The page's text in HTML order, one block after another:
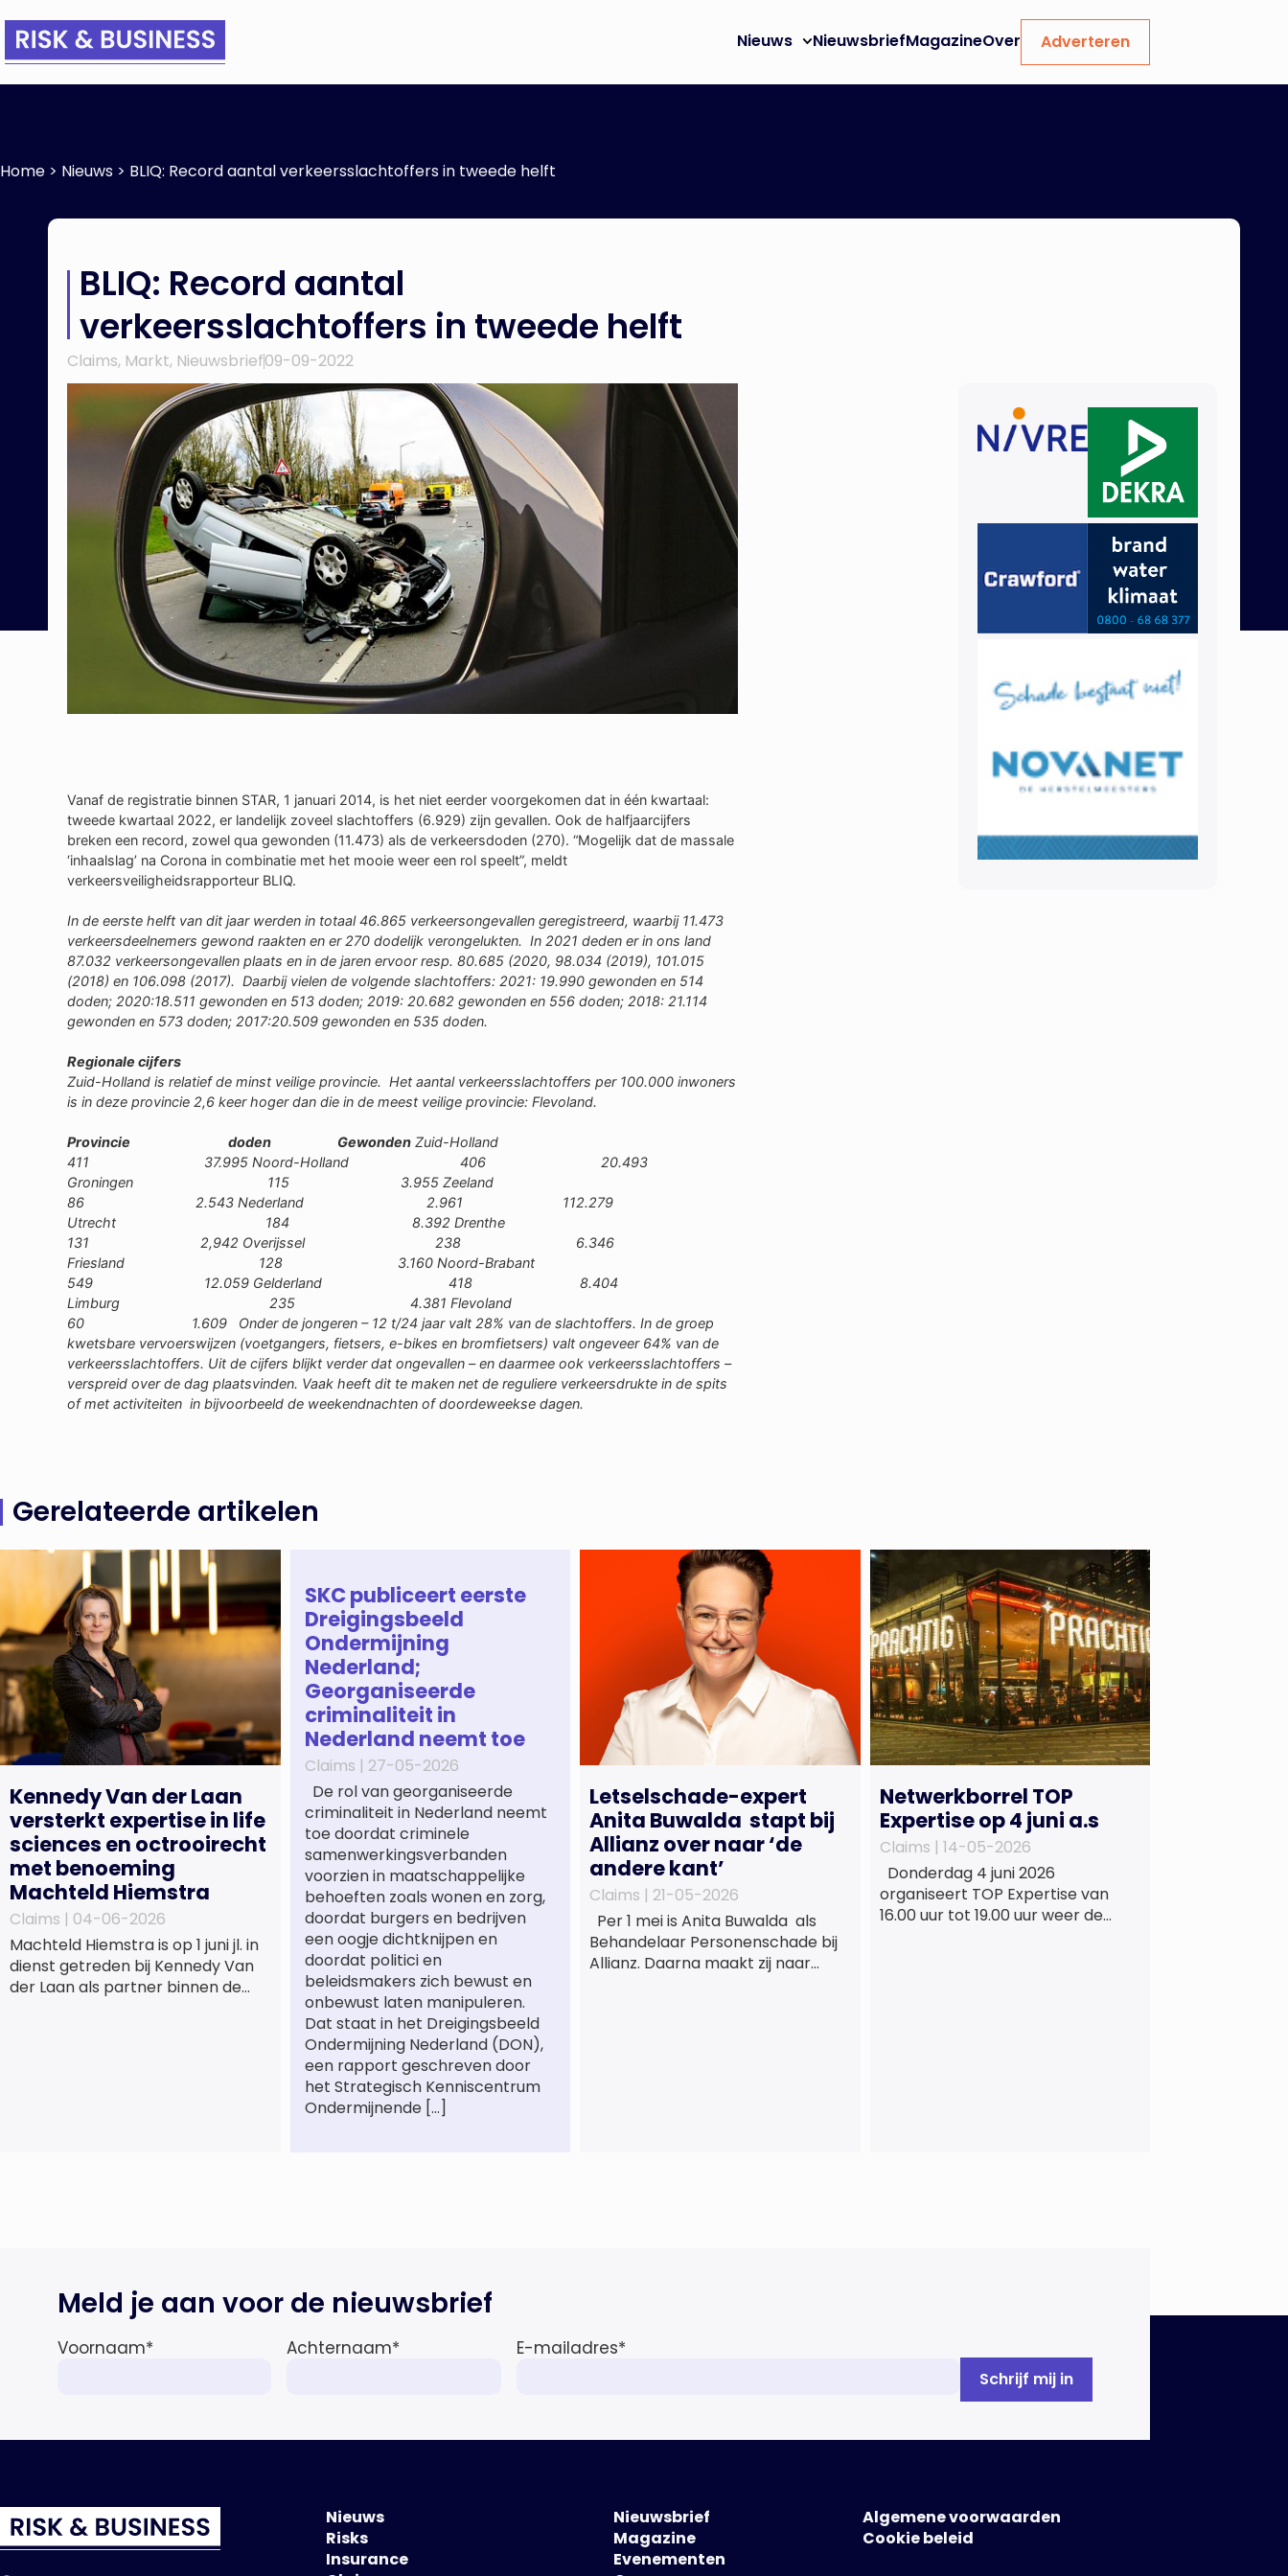
Nieuws NieuwsbriefMagazineOver Adverteren
Home > Nieuws > BLIQ: Record aantal verkeersslachtoffers in tweede helft
BLIQ: Record aantal
verkeersslachtoffers in tweede helft
Claims, Markt, Nieuwsbrief09-09-2022
Vanaf de registratie binnen STAR, 1 januari 2014, is het niet eerder voorgekomen dat in één kwartaal:
tweede kwartaal 2022, er landelijk zoveel slachtoffers (6.929) zijn gevallen. Ook de halfjaarcijfers
breken een record, zowel qua gewonden (11.473) als de verkeersdoden (270). “Mogelijk dat de massale
‘inhaalslag’ na Corona in combinatie met het mooie weer een rol speelt”, meldt
verkeersveiligheidsrapporteur BLIQ.
In de eerste helft van dit jaar werden in totaal 46.865 verkeersongevallen geregistreerd, waarbij 11.473
verkeersdeelnemers gewond raakten en er 270 dodelijk verongelukten. In 2021 deden er in ons land
87.032 verkeersongevallen plaats en in de jaren ervoor resp. 80.685 (2020, 98.034 (2019), 101.015
(2018) en 106.098 (2017). Daarbij vielen de volgende slachtoffers: 2021: 19.990 gewonden en 514
doden; 2020:18.511 gewonden en 513 doden; 2019: 20.682 gewonden en 556 doden; 2018: 21.114
gewonden en 573 doden; 2017:20.509 gewonden en 535 doden.
Regionale cijfers
Zuid-Holland is relatief de minst veilige provincie. Het aantal verkeersslachtoffers per 100.000 inwoners
is in deze provincie 2,6 keer hoger dan die in de meest veilige provincie: Flevoland.
Provincie doden Gewonden Zuid-Holland
411 37.995 Noord-Holland 406 20.493
Groningen 115 3.955 Zeeland
86 2.543 Nederland 2.961 112.279
Utrecht 184 8.392 Drenthe
131 2,942 Overijssel 238 6.346
Friesland 128 3.160 Noord-Brabant
549 12.059 Gelderland 418 8.404
Limburg 235 4.381 Flevoland
60 1.609
Onder de jongeren – 12 t/24 jaar valt 28% van de slachtoffers. In de groep
kwetsbare vervoerswijzen (voetgangers, fietsers, e-bikes en bromfietsers) valt ongeveer 64% van de
verkeersslachtoffers. Uit de cijfers blijkt verder dat ongevallen – en daarmee ook verkeersslachtoffers –
verspreid over de dag plaatsvinden. Vaak heeft dit te maken net de reguliere verkeersdrukte in de spits
of met activiteiten in bijvoorbeeld de weekendnachten of doordeweekse dagen.
Gerelateerde artikelen
Kennedy Van der Laan
versterkt expertise in life
sciences en octrooirecht
met benoeming
Machteld Hiemstra
Claims | 04-06-2026
Machteld Hiemstra is op 1 juni jl. in
dienst getreden bij Kennedy Van
der Laan als partner binnen de
SKC publiceert eerste
Dreigingsbeeld
Ondermijning
Nederland;
Georganiseerde
criminaliteit in
Nederland neemt toe
Claims | 27-05-2026
De rol van georganiseerde
criminaliteit in Nederland neemt
toe doordat criminele
samenwerkingsverbanden
voorzien in maatschappelijke
behoeften zoals wonen en zorg,
doordat burgers en bedrijven
een oogje dichtknijpen en
doordat politici en
beleidsmakers zich bewust en
onbewust laten manipuleren.
Dat staat in het Dreigingsbeeld
Ondermijning Nederland (DON),
een rapport geschreven door
het Strategisch Kenniscentrum
Ondermijnende […]
Letselschade-expert
Anita Buwalda stapt bij
Allianz over naar ‘de
andere kant’
Claims | 21-05-2026
Per 1 mei is Anita Buwalda als
Behandelaar Personenschade bij
Allianz. Daarna maakt zij naar
Netwerkborrel TOP
Expertise op 4 juni a.s
Claims | 14-05-2026
Donderdag 4 juni 2026
organiseert TOP Expertise van
16.00 uur tot 19.00 uur weer de
Meld je aan voor de nieuwsbrief
Voornaam* Achternaam* E-mailadres*
Nieuws
Risks
Insurance
Nieuwsbrief
Magazine
Evenementen
Algemene voorwaarden
Cookie beleid